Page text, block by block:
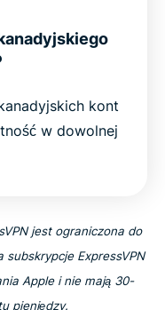
w Kanadzie?
VPN dla
kont
w dowolnej
jest ograniczona do
ExpressVPN
Apple i nie mają 30-
pieniędzy.